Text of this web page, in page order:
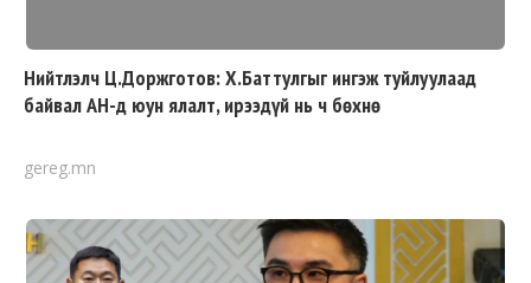
Нийтлэлч Ц.Доржготов: Х.Баттулгыг ингэж туйлуулаад
байвал АН-д юун ялалт, ирээдүй нь ч бөхнө
gereg.mn